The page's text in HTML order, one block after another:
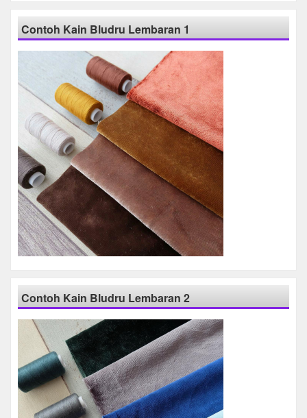
Contoh Kain Bludru Lembaran 1
Contoh Kain Bludru Lembaran 2